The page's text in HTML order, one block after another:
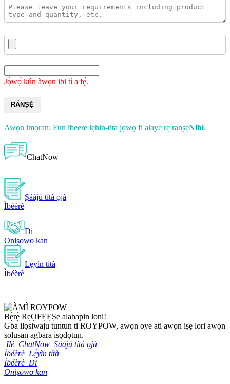
Jọ̀wọ́ kún àwọn ibi tí a fẹ́.
RÁNṢẸ́
Awọn imọran: Fun ibeere lẹhin-tita jọwọ fi alaye rẹ ranṣẹNibi.
ChatNow
Ṣáájú títà ọjà
Ìbéèrè
Di
Oniṣowo kan
Lẹ́yìn títà
Ìbéèrè
Bẹ̀rẹ̀ RẹỌFẸẸṢe alabapin loni!
Gba ilọsiwaju tuntun ti ROYPOW, awọn oye ati awọn iṣẹ lori awọn
solusan agbara isọdọtun.
Ilé ChatNow Ṣáájú títà ọjà
Ìbéèrè Lẹ́yìn títà
Ìbéèrè Di
Oniṣowo kan